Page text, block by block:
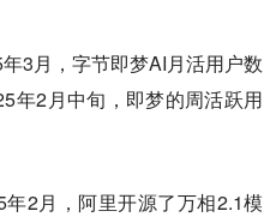
3月，字节即梦AI月活用户数
年2月中旬，即梦的周活跃用
2月，阿里开源了万相2.1模